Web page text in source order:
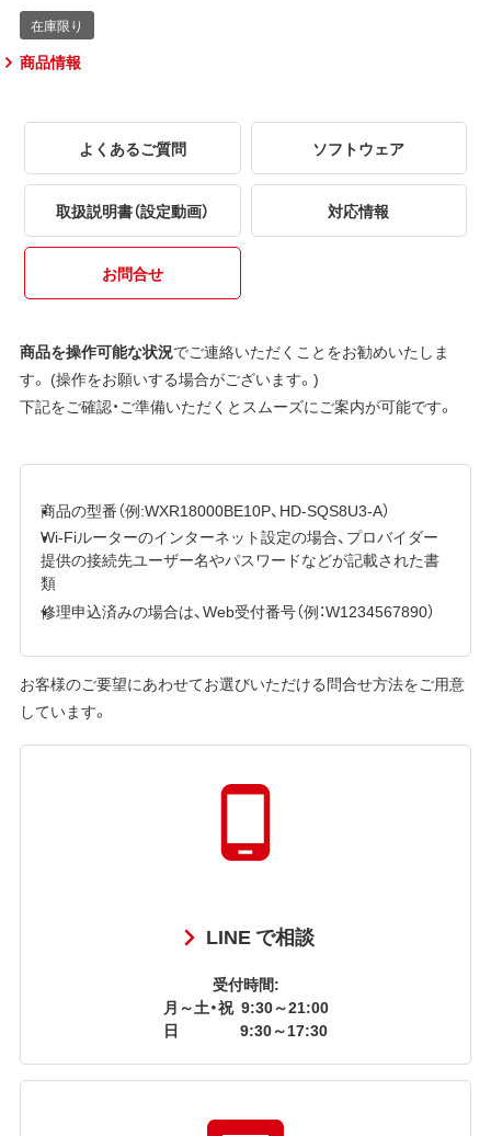
商品情報
よくあるご質問 ソフトウェア
取扱説明書（設定動画） 対応情報
お問合せ
商品を操作可能な状況でご連絡いただくことをお勧めいたしま
す。 (操作をお願いする場合がございます。)
下記をご確認・ご準備いただくとスムーズにご案内が可能です。
商品の型番（例:WXR18000BE10P、HD-SQS8U3-A）
Wi-Fiルーターのインターネット設定の場合、プロバイダー
提供の接続先ユーザー名やパスワードなどが記載された書
類
修理申込済みの場合は、Web受付番号（例：W1234567890）
お客様のご要望にあわせてお選びいただける問合せ方法をご用意
しています。
LINE で相談
受付時間:
月～土・祝 9:30～21:00
日
9:30～17:30